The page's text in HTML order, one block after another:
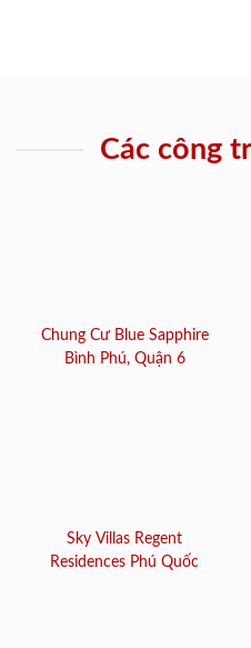
Các công
Chung Cư Blue Sapphire
Bình Phú, Quận 6
Sky Villas Regent
Residences Phú Quốc